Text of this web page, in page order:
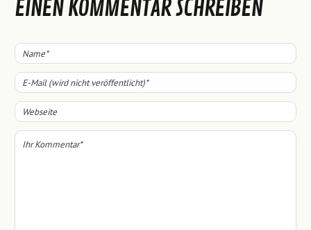
EINEN KOMMENTAR SCHREIBEN